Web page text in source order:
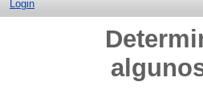
Login